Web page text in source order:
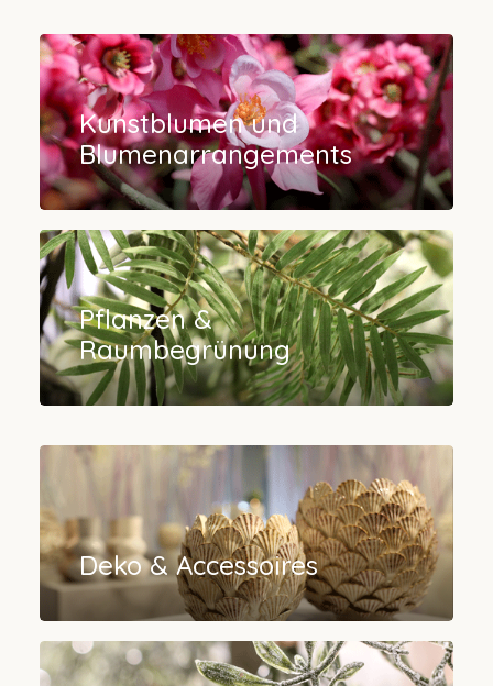
Kunstblumen und
Blumenarrangements
Pflanzen &
Raumbegrünung
Deko & Accessoires